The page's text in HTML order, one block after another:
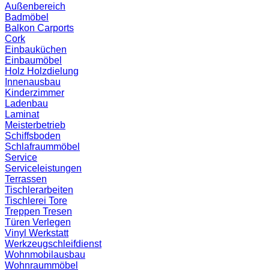
Außenbereich
Badmöbel
Balkon Carports
Cork
Einbauküchen
Einbaumöbel
Holz Holzdielung
Innenausbau
Kinderzimmer
Ladenbau
Laminat
Meisterbetrieb
Schiffsboden
Schlafraummöbel
Service
Serviceleistungen
Terrassen
Tischlerarbeiten
Tischlerei Tore
Treppen Tresen
Türen Verlegen
Vinyl Werkstatt
Werkzeugschleifdienst
Wohnmobilausbau
Wohnraummöbel